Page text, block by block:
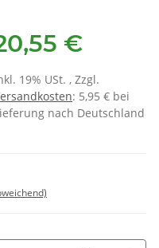
€
19% USt. , Zzgl.
: 5,95 € bei
nach Deutschland